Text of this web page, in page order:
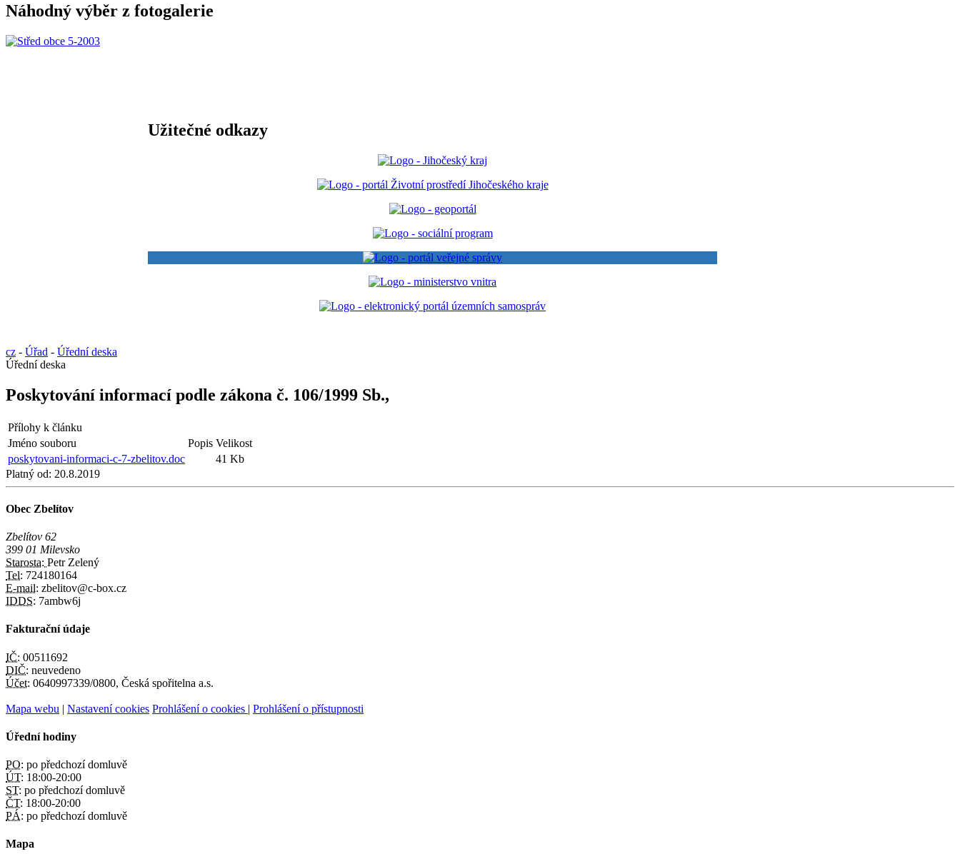
Náhodný výběr z fotogalerie
Užitečné odkazy
cz - Úřad - Úřední deska
Úřední deska
Poskytování informací podle zákona č. 106/1999 Sb.,
Přílohy k článku
Jméno souboru
Popis Velikost
poskytovani-informaci-c-7-zbelitov.doc
41 Kb
Platný od: 20.8.2019
Obec Zbelítov
Zbelítov 62
399 01 Milevsko
Starosta: Petr Zelený
Tel: 724180164
E-mail: zbelitov@c-box.cz
IDDS: 7ambw6j
Fakturační údaje
IČ: 00511692
DIČ: neuvedeno
Účet: 0640997339/0800, Česká spořitelna a.s.
Mapa webu | Nastavení cookies Prohlášení o cookies | Prohlášení o přístupnosti
Úřední hodiny
PO: po předchozí domluvě
ÚT: 18:00-20:00
ST: po předchozí domluvě
ČT: 18:00-20:00
PÁ: po předchozí domluvě
Mapa